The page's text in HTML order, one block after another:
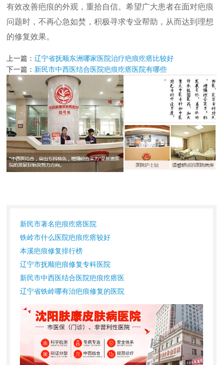
有效改善疤痕的外观，重拾自信。希望广大患者在面对疤痕
问题时，不再心急如焚，积极寻求专业帮助，从而达到理想
的修复效果。
上一篇：辽宁省抚顺东洲哪家医院治疗疤痕疙瘩比较好
下一篇： 新民市中西医结合医院疤痕疙瘩医院有哪些
新民市著名疤痕疙瘩医院
铁岭市什么医院疤痕疙瘩较好
本溪疤痕修复排行榜
辽宁市抚顺疤痕修复专科医院
新民市中西医结合医院疤痕疙瘩医
辽宁省铁岭哪有治疤痕修复的医院